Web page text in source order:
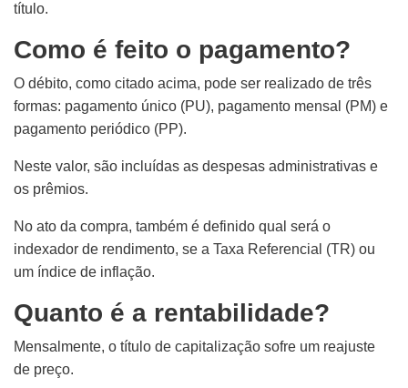
título.
Como é feito o pagamento?
O débito, como citado acima, pode ser realizado de três
formas: pagamento único (PU), pagamento mensal (PM) e
pagamento periódico (PP).
Neste valor, são incluídas as despesas administrativas e
os prêmios.
No ato da compra, também é definido qual será o
indexador de rendimento, se a Taxa Referencial (TR) ou
um índice de inflação.
Quanto é a rentabilidade?
Mensalmente, o título de capitalização sofre um reajuste
de preço.